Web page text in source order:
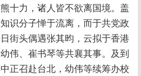
十力，诸人皆不欲离国境。盖
识分子惮于流离，而于共党政
街头偶遇张其昀，云拟于香港
伟、崔书琴等共襄其事。及到
正召赴台北，幼伟等续筹办校